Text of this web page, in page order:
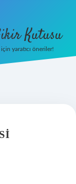
Kutusu
yaratıcı öneriler!